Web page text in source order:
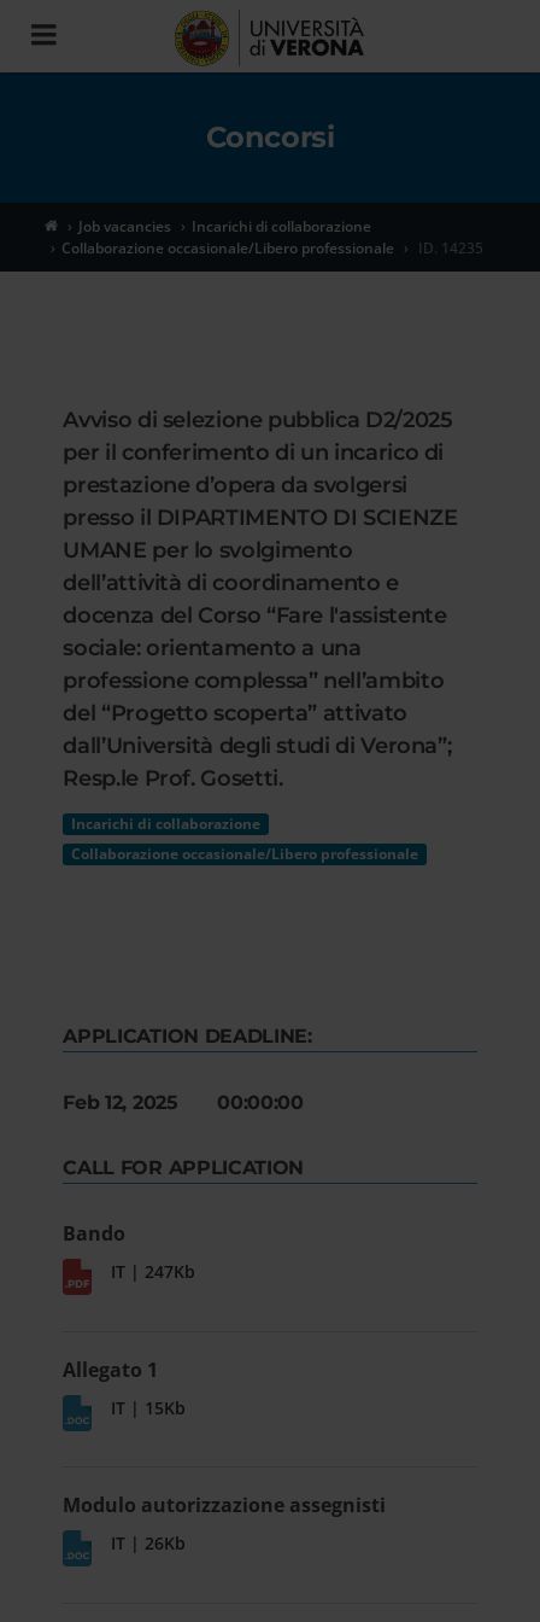
Toggle
navigation
Concorsi
Job vacancies
Incarichi di collaborazione
Collaborazione occasionale/Libero professionale
ID. 14235
Avviso di selezione pubblica D2/2025
per il conferimento di un incarico di
prestazione d’opera da svolgersi
presso il DIPARTIMENTO DI SCIENZE
UMANE per lo svolgimento
dell’attività di coordinamento e
docenza del Corso “Fare l'assistente
sociale: orientamento a una
professione complessa” nell’ambito
del “Progetto scoperta” attivato
dall’Università degli studi di Verona”;
Resp.le Prof. Gosetti.
Incarichi di collaborazione
Collaborazione occasionale/Libero professionale
APPLICATION DEADLINE:
Feb 12, 2025 00:00:00
CALL FOR APPLICATION
Bando
IT | 247Kb
Allegato 1
IT | 15Kb
Modulo autorizzazione assegnisti
IT | 26Kb